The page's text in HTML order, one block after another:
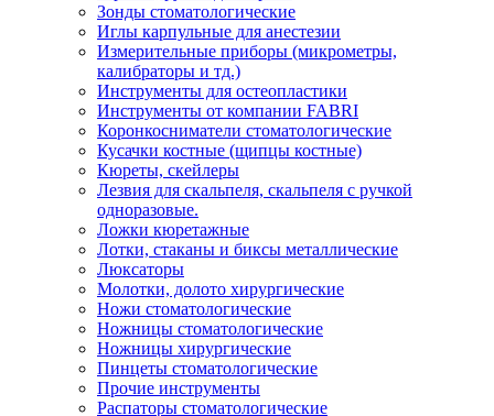
Зонды стоматологические
Иглы карпульные для анестезии
Измерительные приборы (микрометры,
калибраторы и тд.)
Инструменты для остеопластики
Инструменты от компании FABRI
Коронкосниматели стоматологические
Кусачки костные (щипцы костные)
Кюреты, скейлеры
Лезвия для скальпеля, скальпеля с ручкой
одноразовые.
Ложки кюретажные
Лотки, стаканы и биксы металлические
Люксаторы
Молотки, долото хирургические
Ножи стоматологические
Ножницы стоматологические
Ножницы хирургические
Пинцеты стоматологические
Прочие инструменты
Распаторы стоматологические